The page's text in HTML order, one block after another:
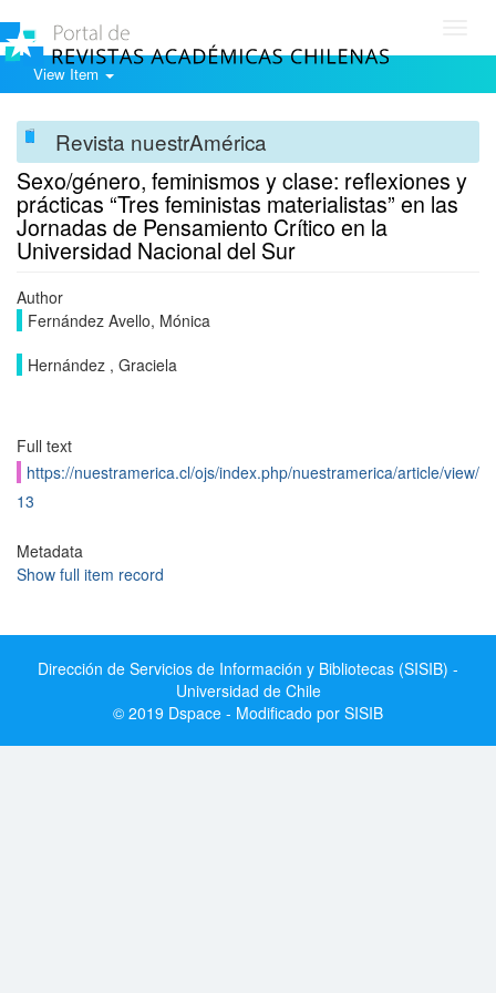
View Item
Revista nuestrAmérica
Sexo/género, feminismos y clase: reflexiones y
prácticas “Tres feministas materialistas” en las
Jornadas de Pensamiento Crítico en la
Universidad Nacional del Sur
Author
Fernández Avello, Mónica
Hernández , Graciela
Full text
https://nuestramerica.cl/ojs/index.php/nuestramerica/article/view/
13
Metadata
Show full item record
Dirección de Servicios de Información y Bibliotecas (SISIB) -
Universidad de Chile
© 2019 Dspace - Modificado por SISIB